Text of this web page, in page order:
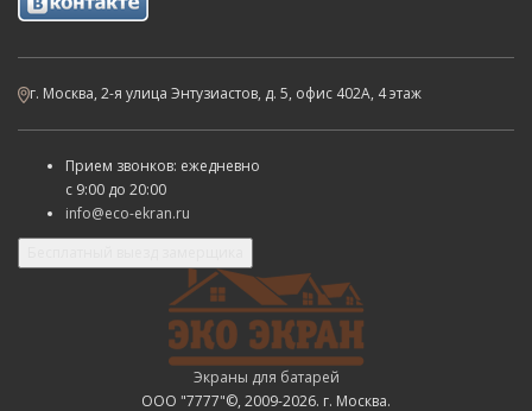
г. Москва, 2-я улица Энтузиастов, д. 5, офис 402А, 4 этаж
Прием звонков: ежедневно
с 9:00 до 20:00
info@eco-ekran.ru
Экраны для батарей
ООО "7777"©, 2009-2026. г. Москва.